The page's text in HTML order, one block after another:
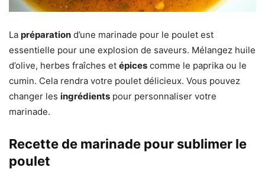
La préparation d’une marinade pour le poulet est
essentielle pour une explosion de saveurs. Mélangez huile
d’olive, herbes fraîches et épices comme le paprika ou le
cumin. Cela rendra votre poulet délicieux. Vous pouvez
changer les ingrédients pour personnaliser votre
marinade.
Recette de marinade pour sublimer le
poulet